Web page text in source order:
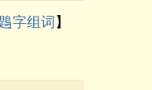
字组词 】